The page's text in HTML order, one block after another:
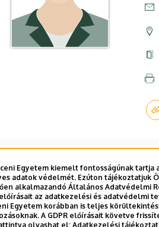
adatmódosítás igénylése a
Egyetem kiemelt fontosságúnak
adatok védelmét. Ezúton tájékoztatjuk
alkalmazandó Általános Adatvédelmi
előírásait az adatkezelési és adatvédelmi
Egyetem korábban is teljes
A GDPR előírásait követve
olvashat el: Adatkezelési